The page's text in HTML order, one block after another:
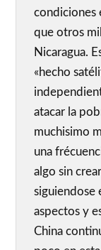
condiciones
que otros
Nicaragua.
«hecho
atacar la
muchisimo
una
algo sin
siguiendose
aspectos y
China